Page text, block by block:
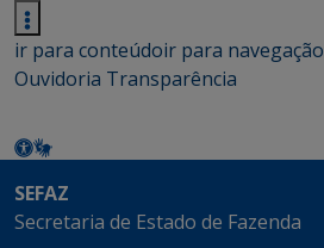
ir para conteúdoir para navegação
Ouvidoria Transparência
SEFAZ
Secretaria de Estado de Fazenda